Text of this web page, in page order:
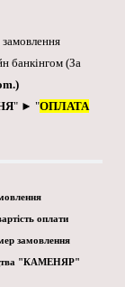
банкінгом (За
.)
" ► "ОПЛАТА
оплати
замовлення
"КАМЕНЯР"